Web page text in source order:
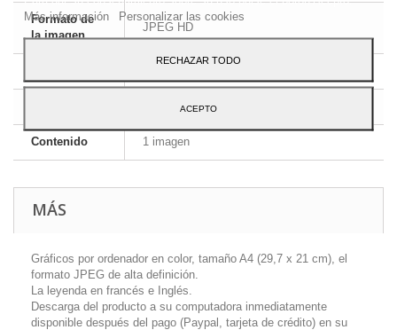
Formato de
la imagen
JPEG HD
Inglés y francés
Contenido 1 imagen
MÁS
Gráficos por ordenador en color, tamaño A4 (29,7 x 21 cm), el
formato JPEG de alta definición.
La leyenda en francés e Inglés.
Descarga del producto a su computadora inmediatamente
disponible después del pago (Paypal, tarjeta de crédito) en su
Más información
Personalizar las cookies
RECHAZAR TODO
ACEPTO